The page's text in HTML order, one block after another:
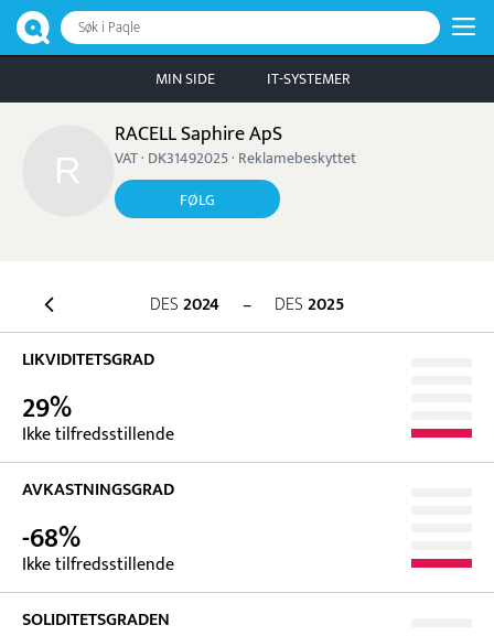
Søk i Paqle
MIN SIDE IT-SYSTEMER
RACELL Saphire ApS
VAT · DK31492025 · Reklamebeskyttet
FØLG
DES2024 – DES2025
LIKVIDITETSGRAD
29%
Ikke tilfredsstillende
AVKASTNINGSGRAD
-68%
Ikke tilfredsstillende
SOLIDITETSGRADEN